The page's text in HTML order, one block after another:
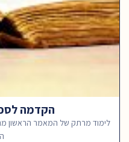
הקדמה
לימוד מרתק של המאמר הראשון